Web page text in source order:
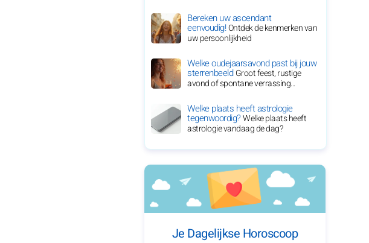
Bereken uw ascendant
eenvoudig!Ontdek de kenmerken van
uw persoonlijkheid
Welke oudejaarsavond past bij jouw
sterrenbeeldGroot feest, rustige
avond of spontane verrassing...
Welke plaats heeft astrologie
tegenwoordig?Welke plaats heeft
astrologie vandaag de dag?
Je Dagelijkse Horoscoop